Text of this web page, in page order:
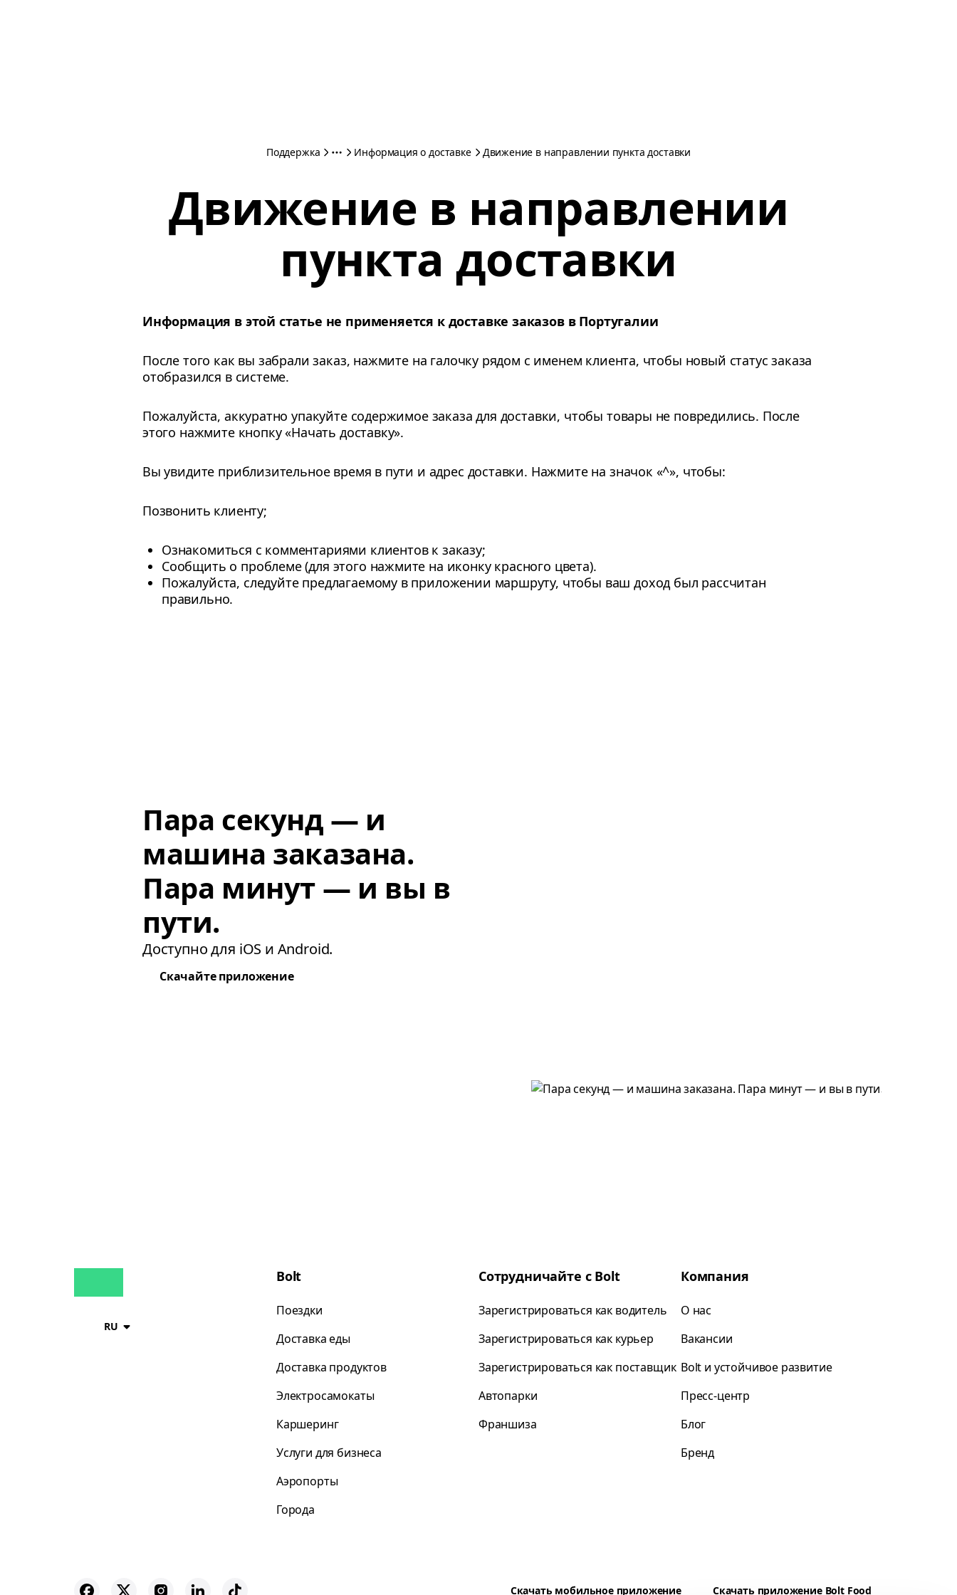
Поддержка Информация о доставке Движение в направлении пункта доставки
Движение в направлении
пункта доставки
Информация в этой статье не применяется к доставке заказов в Португалии
После того как вы забрали заказ, нажмите на галочку рядом с именем клиента, чтобы новый статус заказа
отобразился в системе.
Пожалуйста, аккуратно упакуйте содержимое заказа для доставки, чтобы товары не повредились. После
этого нажмите кнопку «Начать доставку».
Вы увидите приблизительное время в пути и адрес доставки. Нажмите на значок «^», чтобы:
Позвонить клиенту;
Ознакомиться с комментариями клиентов к заказу;
Сообщить о проблеме (для этого нажмите на иконку красного цвета).
Пожалуйста, следуйте предлагаемому в приложении маршруту, чтобы ваш доход был рассчитан
правильно.
Пара секунд — и
машина заказана.
Пара минут — и вы в
пути.
Доступно для iOS и Android.
Скачайте приложение
RU
Bolt
Поездки
Доставка еды
Доставка продуктов
Электросамокаты
Каршеринг
Услуги для бизнеса
Аэропорты
Города
Сотрудничайте с Bolt
Зарегистрироваться как водитель
Зарегистрироваться как курьер
Зарегистрироваться как поставщик
Автопарки
Франшиза
Компания
О нас
Вакансии
Bolt и устойчивое развитие
Пресс-центр
Блог
Бренд
Скачать мобильное приложение Скачать приложение Bolt Food